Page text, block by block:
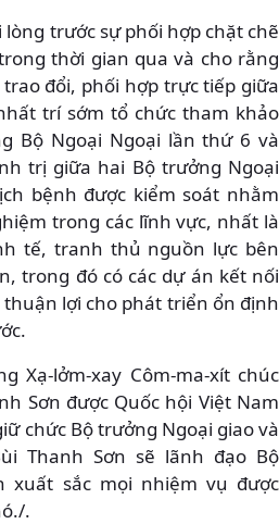
trước sự phối hợp chặt chẽ
thời gian qua và cho rằng
đổi, phối hợp trực tiếp giữa
trí sớm tổ chức tham khảo
Bộ Ngoại Ngoại lần thứ 6 và
trị giữa hai Bộ trưởng Ngoại
bệnh được kiểm soát nhằm
trong các lĩnh vực, nhất là
tế, tranh thủ nguồn lực bên
trong đó có các dự án kết nối
lợi cho phát triển ổn định
Xạ-lởm-xay Côm-ma-xít chúc
Sơn được Quốc hội Việt Nam
chức Bộ trưởng Ngoại giao và
Thanh Sơn sẽ lãnh đạo Bộ
xuất sắc mọi nhiệm vụ được
.